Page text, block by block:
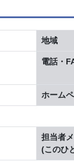
地域
電話・
ホーム
担当者
(このひ